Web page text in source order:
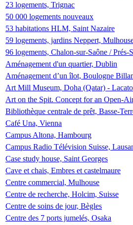
23 logements, Trignac
50 000 logements nouveaux
53 habitations HLM, Saint Nazaire
59 logements, jardins Neppert,
96 logements, Chalon-sur-Saône / Prés-
Aménagement d'un quartier, Dublin
Aménagement d’un îlot, Boulogne
Art Mill Museum, Doha (Qatar) -
Art on the Spit. Concept for an Open-
Bibliothèque centrale de prêt, Basse-
Café Una, Vienna
Campus Altona, Hambourg
Campus Radio Télévision Suisse,
Case study house, Saint Georges
Cave et chais, Embres et castelmaure
Centre commercial, Mulhouse
Centre de recherche, Holcim, Suisse
Centre de soins de jour, Bègles
Centre des 7 ports jumelés, Osaka